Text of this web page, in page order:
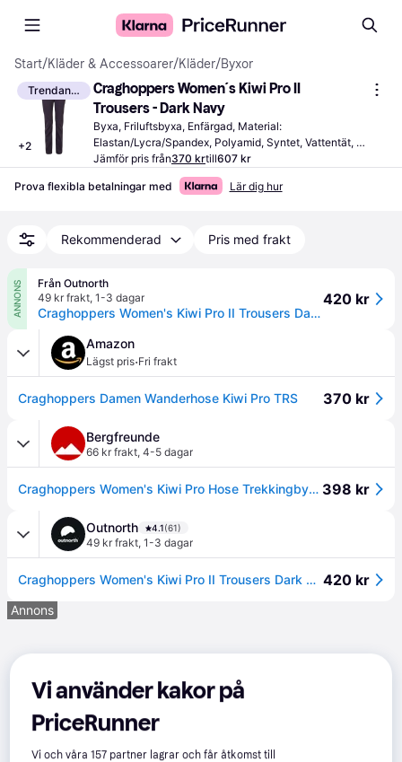
Start/Kläder & Accessoarer/Kläder/Byxor
Trendande
+2
Craghoppers Women´s Kiwi Pro II
Trousers - Dark Navy
Byxa, Friluftsbyxa, Enfärgad, Material:
Elastan/Lycra/Spandex, Polyamid, Syntet, Vattentät,
Vattenavvisande, Fickor, UV-skydd, Stretch, Ventilerande
Jämför pris från370 krtill607 kr
Prova flexibla betalningar med Lär dig hur
Rekommenderad Pris med frakt
ANNONS
Från Outnorth
49 kr frakt, 1-3 dagar
Craghoppers Women's Kiwi Pro II Trousers Dark Navy, 38
420 kr
Amazon
Lägst pris·Fri frakt
Craghoppers Damen Wanderhose Kiwi Pro TRS 370 kr
Bergfreunde
66 kr frakt, 4-5 dagar
Craghoppers Women's Kiwi Pro Hose Trekkingbyxa Dam Storlek 19 - Short Färg grå 398 kr
Outnorth 4.1(61)
49 kr frakt, 1-3 dagar
Craghoppers Women's Kiwi Pro II Trousers Dark Navy, 38 420 kr
Annons
Vi använder kakor på
PriceRunner
Vi och våra157 partner lagrar och får åtkomst till